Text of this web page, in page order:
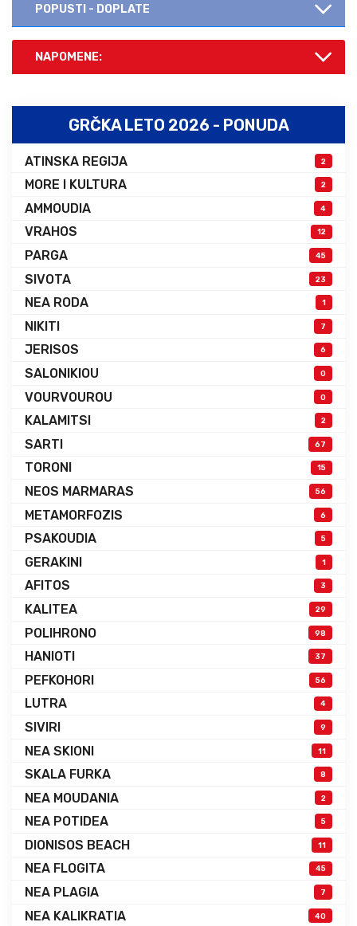
POPUSTI - DOPLATE
NAPOMENE:
GRČKA LETO 2026 - PONUDA
ATINSKA REGIJA 2
MORE I KULTURA 2
AMMOUDIA 4
VRAHOS 12
PARGA 45
SIVOTA 23
NEA RODA 1
NIKITI 7
JERISOS 6
SALONIKIOU 0
VOURVOUROU 0
KALAMITSI 2
SARTI 67
TORONI 15
NEOS MARMARAS 56
METAMORFOZIS 6
PSAKOUDIA 5
GERAKINI 1
AFITOS 3
KALITEA 29
POLIHRONO 98
HANIOTI 37
PEFKOHORI 56
LUTRA 4
SIVIRI 9
NEA SKIONI 11
SKALA FURKA 8
NEA MOUDANIA 2
NEA POTIDEA 5
DIONISOS BEACH 11
NEA FLOGITA 45
NEA PLAGIA 7
NEA KALIKRATIA 40